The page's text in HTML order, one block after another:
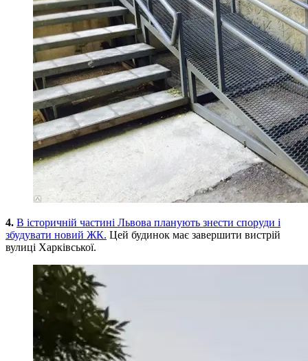
4. В історичній частині Львова планують знести споруди і
збудувати новий ЖК. Цей будинок має завершити вистрій
вулиці Харківської.